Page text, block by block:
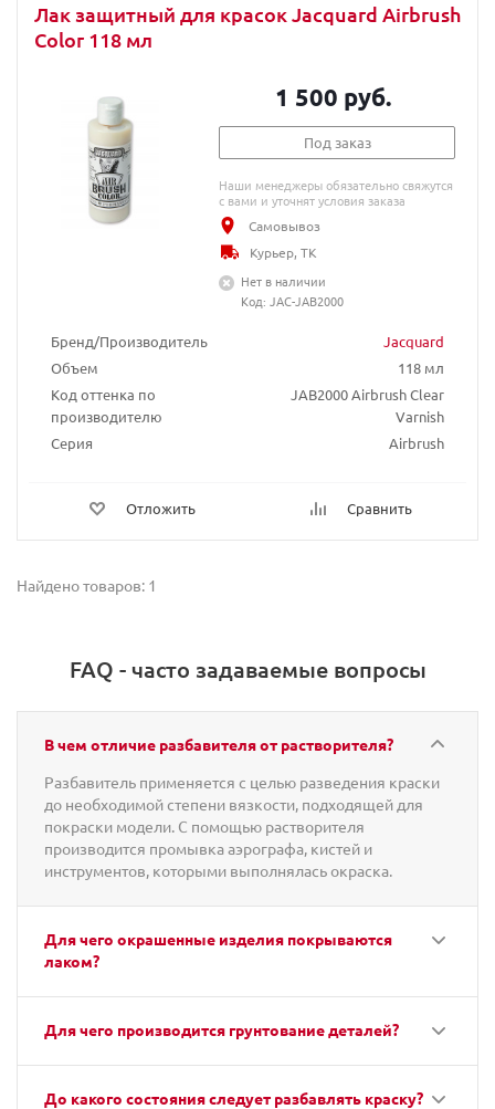
Лак защитный для красок Jacquard Airbrush
Color 118 мл
Бренд/Производитель
Jacquard
Объем
118 мл
Код оттенка по
производителю
JAB2000 Airbrush Clear
Varnish
Серия
Airbrush
Отложить Сравнить
1 500 руб.
Под заказ
Наши менеджеры обязательно свяжутся
с вами и уточнят условия заказа
Самовывоз
Курьер, ТК
Нет в наличии
Код: JAC-JAB2000
Найдено товаров: 1
FAQ - часто задаваемые вопросы
В чем отличие разбавителя от растворителя?
Разбавитель применяется с целью разведения краски
до необходимой степени вязкости, подходящей для
покраски модели. С помощью растворителя
производится промывка аэрографа, кистей и
инструментов, которыми выполнялась окраска.
Для чего окрашенные изделия покрываются
лаком?
Для чего производится грунтование деталей?
До какого состояния следует разбавлять краску?